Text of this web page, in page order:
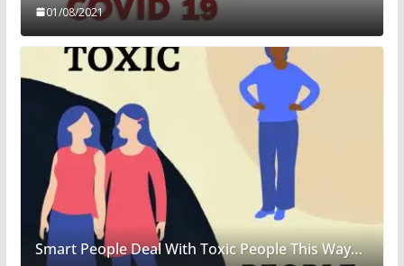
01/08/2021
Smart People Deal With Toxic People This Way…